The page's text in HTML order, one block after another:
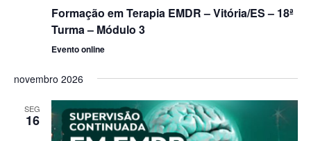
Formação em Terapia EMDR – Vitória/ES – 18ª
Turma – Módulo 3
Evento online
novembro 2026
SEG
16